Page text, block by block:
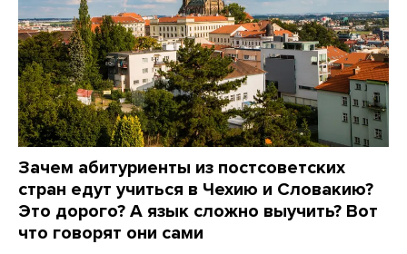
Зачем абитуриенты из постсоветских
стран едут учиться в Чехию и Словакию?
Это дорого? А язык сложно выучить? Вот
что говорят они сами